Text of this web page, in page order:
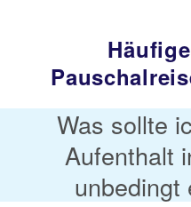
Was sollte
Aufenthalt
unbedingt